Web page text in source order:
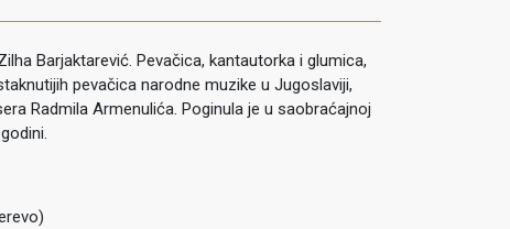
Barjaktarević. Pevačica, kantautorka i glumica,
pevačica narodne muzike u Jugoslaviji,
Radmila Armenulića. Poginula je u saobraćajnoj